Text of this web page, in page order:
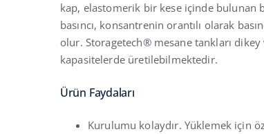
Etkili
kap, elastomerik bir kese içinde bulunan
basıncı, konsantrenin orantılı olarak
olur. Storagetech® mesane tankları
kapasitelerde üretilebilmektedir.
Ürün Faydaları
Kurulumu kolaydır. Yüklemek için